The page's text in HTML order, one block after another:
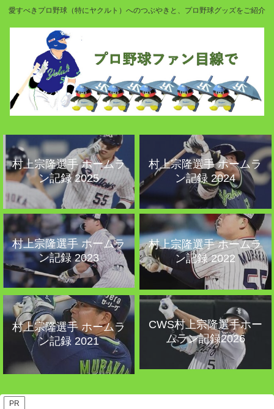
愛すべきプロ野球（特にヤクルト）へのつぶやきと、プロ野球グッズをご紹介
村上宗隆選手 ホームラ
ン記録 2025
村上宗隆選手 ホームラ
ン記録 2024
村上宗隆選手 ホームラ
ン記録 2023
村上宗隆選手 ホームラ
ン記録 2022
村上宗隆選手 ホームラ
ン記録 2021
CWS村上宗隆選手ホー
ムラン記録2026
PR